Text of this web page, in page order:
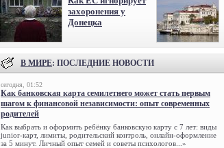
захоронения у
Донецка
В МИРЕ: ПОСЛЕДНИЕ НОВОСТИ
сегодня, 01:52
Как банковская карта семилетнего может стать первым
шагом к финансовой независимости: опыт современных
родителей
Как выбрать и оформить ребёнку банковскую карту с 7 лет: виды
junior-карт, лимиты, родительский контроль, онлайн-оформление
за 5 минут. Личный опыт семей и советы психологов...»